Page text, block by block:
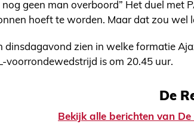
geen man overboord” Het duel met
hoeft te worden. Maar dat zou wel
dinsdagavond zien in welke formatie
voorrondewedstrijd is om 20.45 uur.
De
Bekijk alle berichten van De